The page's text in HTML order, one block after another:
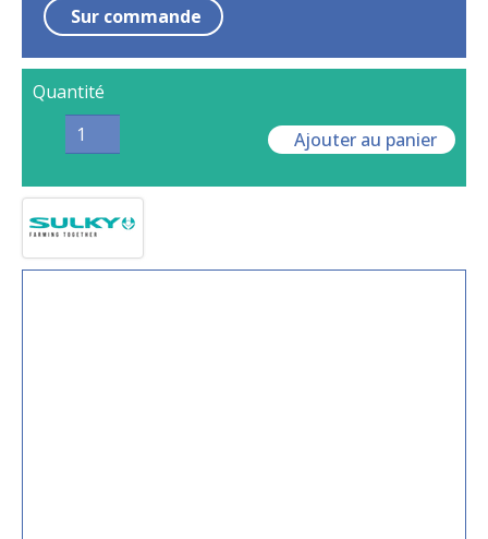
Sur commande
Quantité
Ajouter au panier